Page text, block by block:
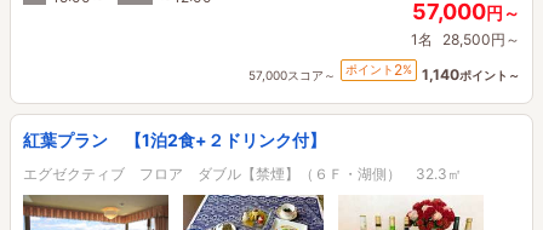
57,000円～
1名 28,500円～
57,000スコア～ ポイント 2% 1,140ポイント～
紅葉プラン 【1泊2食+２ドリンク付】
エグゼクティブ フロア ダブル【禁煙】（６Ｆ・湖側） 32.3㎡